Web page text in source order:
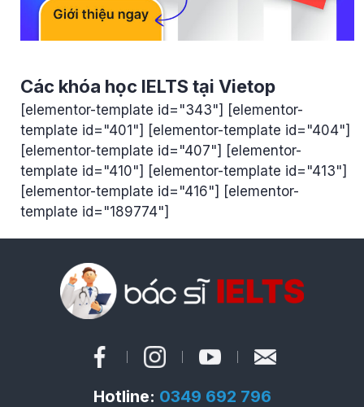
Các khóa học IELTS tại Vietop
[elementor-template id="343"] [elementor-
template id="401"] [elementor-template id="404"]
[elementor-template id="407"] [elementor-
template id="410"] [elementor-template id="413"]
[elementor-template id="416"] [elementor-
template id="189774"]
Hotline: 0349 692 796